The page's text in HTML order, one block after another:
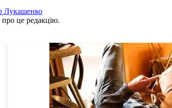
Лукашенко
це редакцію.